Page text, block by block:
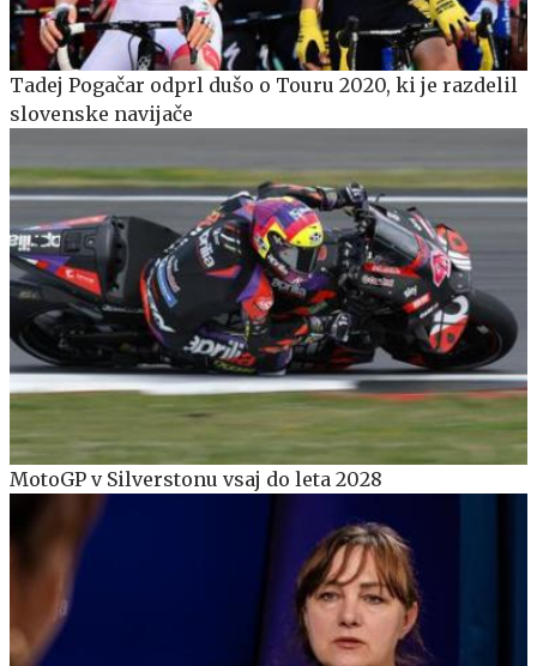
Tadej Pogačar odprl dušo o Touru 2020, ki je razdelil
slovenske navijače
MotoGP v Silverstonu vsaj do leta 2028